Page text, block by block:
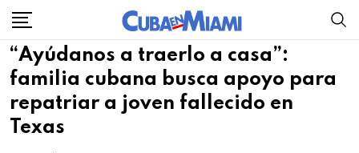
Skip
content
“Ayúdanos a traerlo a casa”:
familia cubana busca apoyo para
repatriar a joven fallecido en
Texas